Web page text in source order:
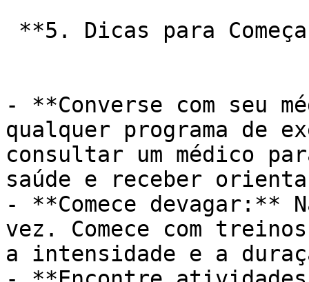
- **Converse com seu
qualquer programa de
consultar um médico
saúde e receber
- **Comece devagar:**
vez. Comece com
a intensidade e a